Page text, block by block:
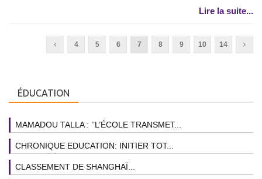
Lire la suite...
4 5 6 7 8 9 10 14
ÉDUCATION
MAMADOU TALLA : ’’L’ÉCOLE TRANSMET...
CHRONIQUE EDUCATION: INITIER TOT...
CLASSEMENT DE SHANGHAÏ...